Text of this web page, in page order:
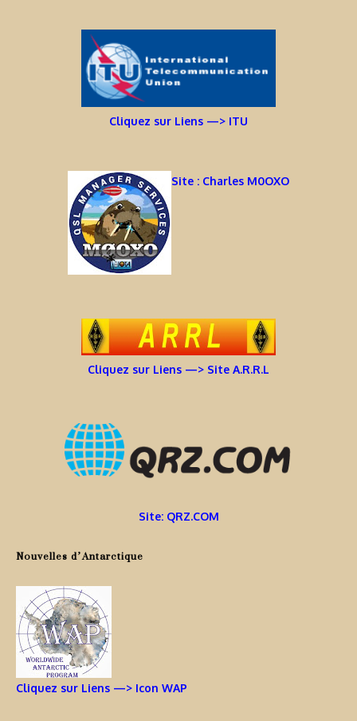
Cliquez sur Liens —> ITU
Site : Charles M0OXO
Cliquez sur Liens —> Site A.R.R.L
Site: QRZ.COM
Nouvelles d’Antarctique
Cliquez sur Liens —> Icon WAP